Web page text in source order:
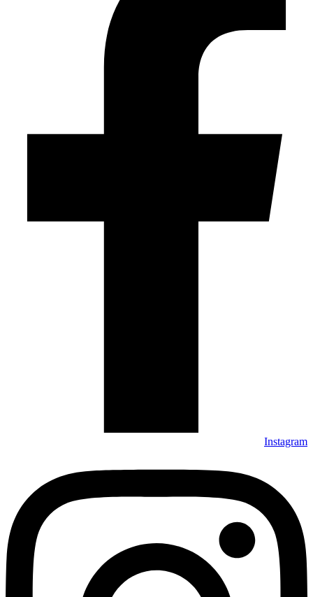
Instagram